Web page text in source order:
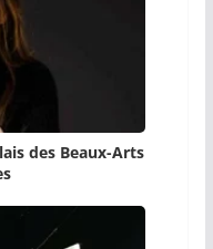
des Beaux-Arts